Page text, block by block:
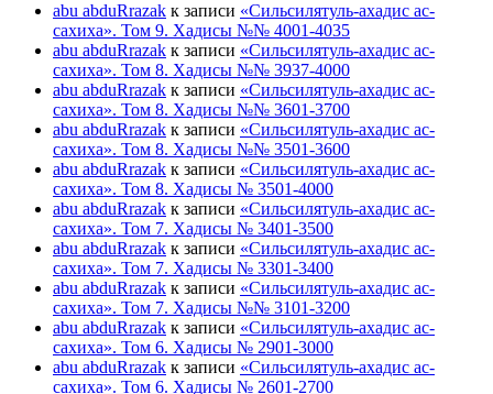
abu abduRrazak к записи «Сильсилятуль-ахадис ас-
сахиха». Том 9. Хадисы №№ 4001-4035
abu abduRrazak к записи «Сильсилятуль-ахадис ас-
сахиха». Том 8. Хадисы №№ 3937-4000
abu abduRrazak к записи «Сильсилятуль-ахадис ас-
сахиха». Том 8. Хадисы №№ 3601-3700
abu abduRrazak к записи «Сильсилятуль-ахадис ас-
сахиха». Том 8. Хадисы №№ 3501-3600
abu abduRrazak к записи «Сильсилятуль-ахадис ас-
сахиха». Том 8. Хадисы № 3501-4000
abu abduRrazak к записи «Сильсилятуль-ахадис ас-
сахиха». Том 7. Хадисы № 3401-3500
abu abduRrazak к записи «Сильсилятуль-ахадис ас-
сахиха». Том 7. Хадисы № 3301-3400
abu abduRrazak к записи «Сильсилятуль-ахадис ас-
сахиха». Том 7. Хадисы №№ 3101-3200
abu abduRrazak к записи «Сильсилятуль-ахадис ас-
сахиха». Том 6. Хадисы № 2901-3000
abu abduRrazak к записи «Сильсилятуль-ахадис ас-
сахиха». Том 6. Хадисы № 2601-2700